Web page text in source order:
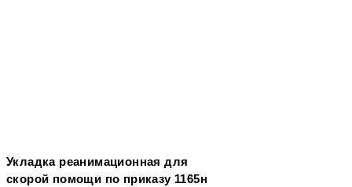
Укладка реанимационная для
скорой помощи по приказу 1165н